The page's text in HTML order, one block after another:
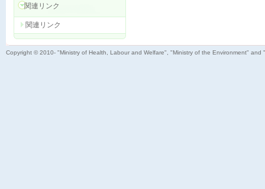
関連リンク
関連リンク
Copyright © 2010- "Ministry of Health, Labour and Welfare", "Ministry of the Environment"